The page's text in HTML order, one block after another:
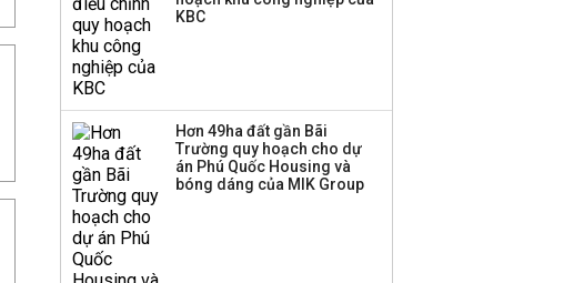
KBC
Hơn 49ha đất gần Bãi
Trường quy hoạch cho dự
án Phú Quốc Housing và
bóng dáng của MIK Group